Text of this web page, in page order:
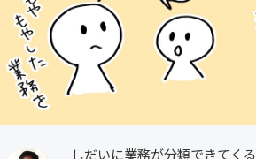
しだいに業務が分類できてく